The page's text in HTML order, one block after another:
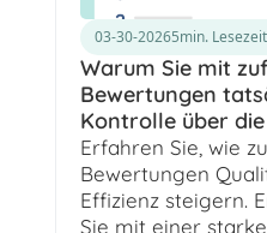
03-30-20265min. Lesezeit
Warum Sie mit
Bewertungen
Kontrolle über
Erfahren Sie, wie
Bewertungen
Effizienz steigern.
Sie mit einer